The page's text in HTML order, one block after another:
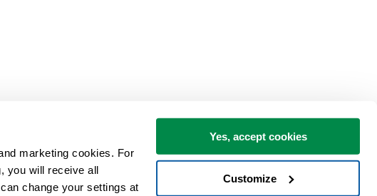
marketing cookies. For
you will receive all
change your settings at
Yes, accept cookies
Customize